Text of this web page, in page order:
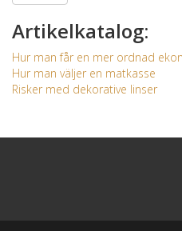
Artikelkatalog:
Hur man får en mer ordnad
Hur man väljer en matkasse
Risker med dekorative linser